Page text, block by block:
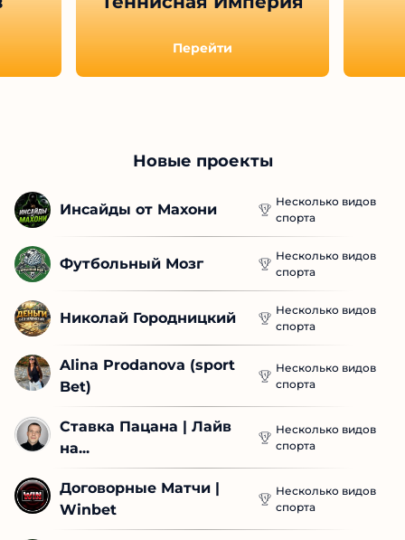
Перейти
Новые проекты
Инсайды от Махони
Несколько видов
спорта
Футбольный Мозг
Несколько видов
спорта
Николай Городницкий
Несколько видов
спорта
Alina Prodanova (sport
Bet)
Несколько видов
спорта
Ставка Пацана | Лайв
на...
Несколько видов
спорта
Договорные Матчи |
Winbet
Несколько видов
спорта